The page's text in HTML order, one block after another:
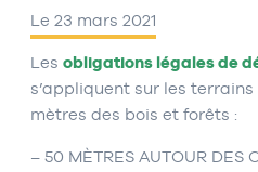
Le 23 mars 2021
Les obligations légales de
s’appliquent sur les
mètres des bois et forêts :
– 50 MÈTRES AUTOUR DES